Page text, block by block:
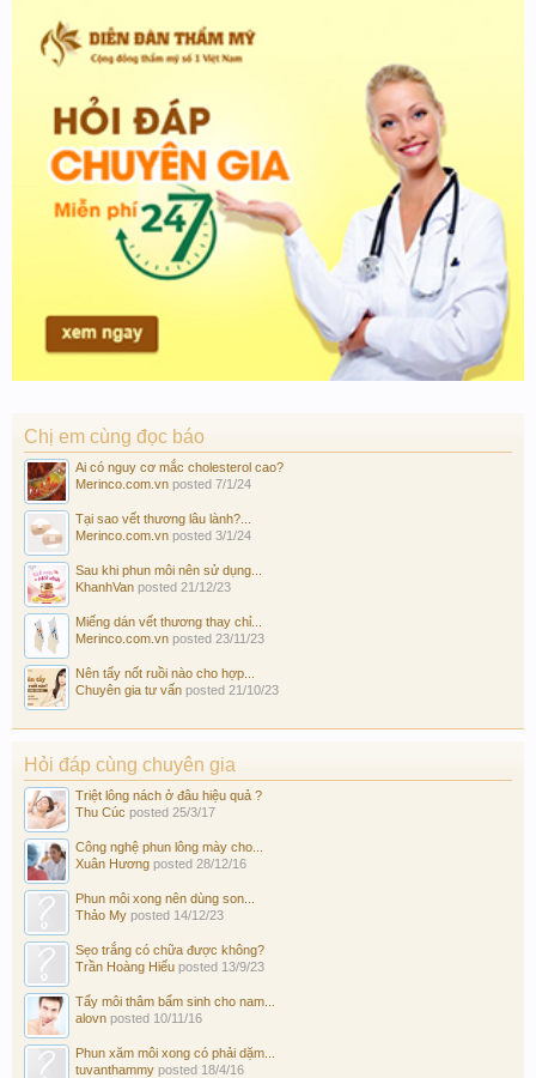
Chị em cùng đọc báo
Ai có nguy cơ mắc cholesterol cao?
Merinco.com.vn posted 7/1/24
Tại sao vết thương lâu lành?...
Merinco.com.vn posted 3/1/24
Sau khi phun môi nên sử dụng...
KhanhVan posted 21/12/23
Miếng dán vết thương thay chỉ...
Merinco.com.vn posted 23/11/23
Nên tẩy nốt ruồi nào cho hợp...
Chuyên gia tư vấn posted 21/10/23
Hỏi đáp cùng chuyên gia
Triệt lông nách ở đâu hiệu quả ?
Thu Cúc posted 25/3/17
Công nghệ phun lông mày cho...
Xuân Hương posted 28/12/16
Phun môi xong nên dùng son...
Thảo My posted 14/12/23
Sẹo trắng có chữa được không?
Trần Hoàng Hiếu posted 13/9/23
Tẩy môi thâm bẩm sinh cho nam...
alovn posted 10/11/16
Phun xăm môi xong có phải dặm...
tuvanthammy posted 18/4/16